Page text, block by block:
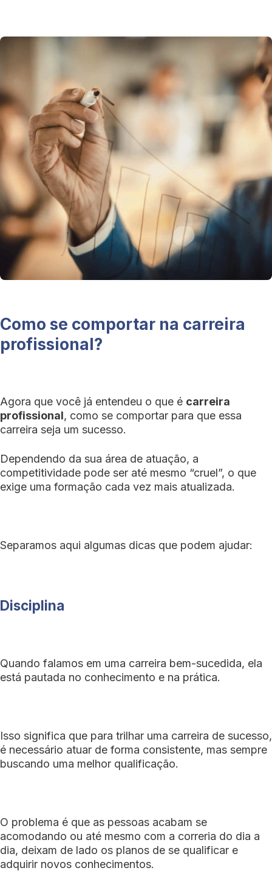
Como se comportar na carreira
profissional?
Agora que você já entendeu o que é carreira
profissional, como se comportar para que essa
carreira seja um sucesso.
Dependendo da sua área de atuação, a
competitividade pode ser até mesmo “cruel”, o que
exige uma formação cada vez mais atualizada.
Separamos aqui algumas dicas que podem ajudar:
Disciplina
Quando falamos em uma carreira bem-sucedida, ela
está pautada no conhecimento e na prática.
Isso significa que para trilhar uma carreira de sucesso,
é necessário atuar de forma consistente, mas sempre
buscando uma melhor qualificação.
O problema é que as pessoas acabam se
acomodando ou até mesmo com a correria do dia a
dia, deixam de lado os planos de se qualificar e
adquirir novos conhecimentos.